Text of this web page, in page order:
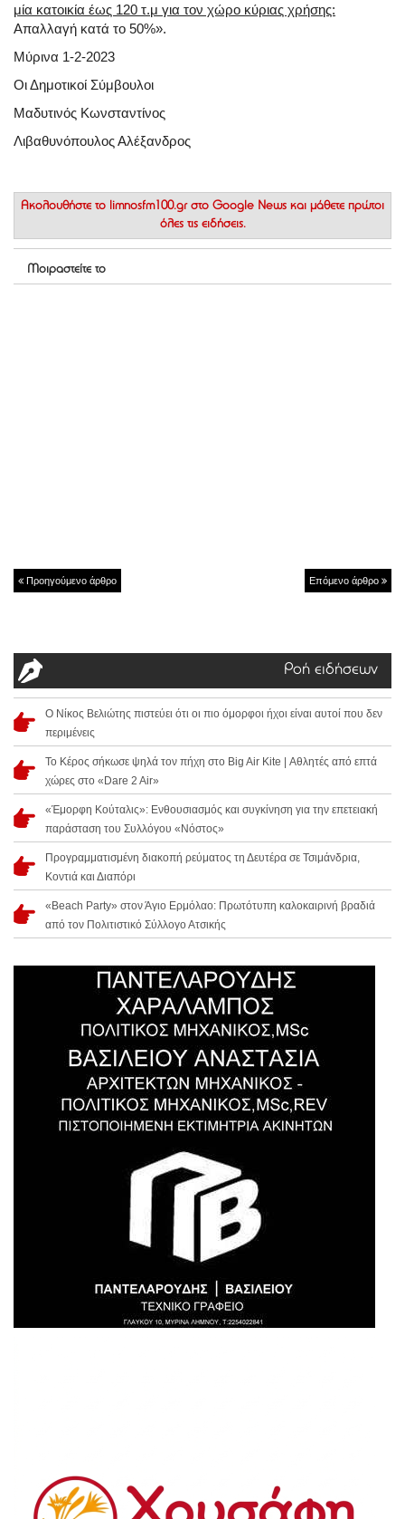
μία κατοικία έως 120 τ.μ για τον χώρο κύριας χρήσης:
Απαλλαγή κατά το 50%».
Μύρινα 1-2-2023
Οι Δημοτικοί Σύμβουλοι
Μαδυτινός Κωνσταντίνος
Λιβαθυνόπουλος Αλέξανδρος
Ακολουθήστε το limnosfm100.gr στο Google News και μάθετε πρώτοι
όλες τις ειδήσεις.
Μοιραστείτε το
Προηγούμενο άρθρο Επόμενο άρθρο
Ροή ειδήσεων
Ο Νίκος Βελιώτης πιστεύει ότι οι πιο όμορφοι ήχοι είναι αυτοί που δεν
περιμένεις
Το Κέρος σήκωσε ψηλά τον πήχη στο Big Air Kite | Αθλητές από επτά
χώρες στο «Dare 2 Air»
«Έμορφη Κούταλις»: Ενθουσιασμός και συγκίνηση για την επετειακή
παράσταση του Συλλόγου «Νόστος»
Προγραμματισμένη διακοπή ρεύματος τη Δευτέρα σε Τσιμάνδρια,
Κοντιά και Διαπόρι
«Beach Party» στον Άγιο Ερμόλαο: Πρωτότυπη καλοκαιρινή βραδιά
από τον Πολιτιστικό Σύλλογο Ατσικής